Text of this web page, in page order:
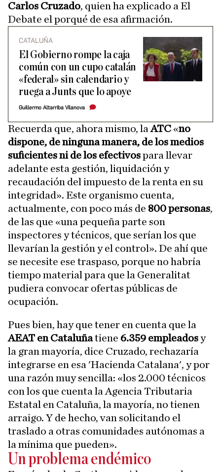
Carlos Cruzado, quien ha explicado a El
Debate el porqué de esa afirmación.
CATALUÑA
El Gobierno rompe la caja
común con un cupo catalán
«federal» sin calendario y
ruega a Junts que lo apoye
Guillermo Altarriba Vilanova
Recuerda que, ahora mismo, laATC «no
dispone, de ninguna manera, de los medios
suficientes ni de los efectivospara llevar
adelante esta gestión, liquidación y
recaudación del impuesto de la renta en su
integridad». Este organismo cuenta,
actualmente, con poco más de 800 personas,
de las que «una pequeña parte son
inspectores y técnicos, que serían los que
llevarían la gestión y el control». De ahí que
se necesite ese traspaso, porque no habría
tiempo material para que la Generalitat
pudiera convocar ofertas públicas de
ocupación.
Pues bien, hay que tener en cuenta que la
AEAT en Cataluñatiene 6.359 empleadosy
la gran mayoría, dice Cruzado, rechazaría
integrarse en esa 'Hacienda Catalana', y por
una razón muy sencilla: «los 2.000 técnicos
con los que cuenta la Agencia Tributaria
Estatal en Cataluña, la mayoría, no tienen
arraigo. Y de hecho, van solicitando el
traslado a otras comunidades autónomas a
la mínima que pueden».
Un problema endémico